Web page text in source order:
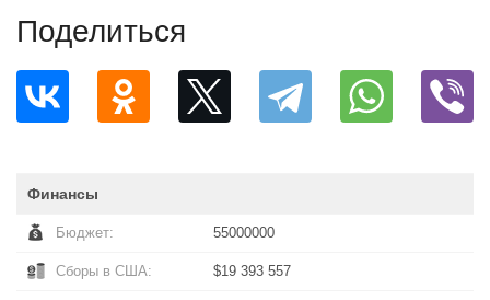
Поделиться
Финансы
Бюджет: 55000000
Сборы в США: $19 393 557